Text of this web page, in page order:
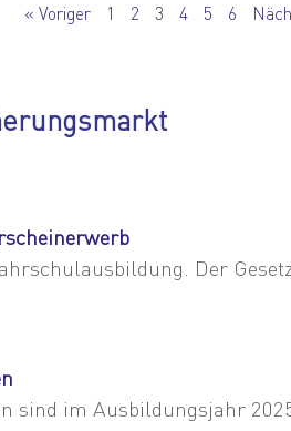
« Voriger 1 2 3 4 5 6
Der
im Ausbildungsjahr